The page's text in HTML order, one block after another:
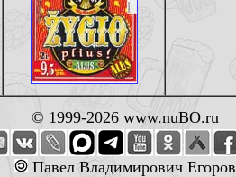
© 1999-2026 www.nuBO.ru
Павел Владимирович Егоров